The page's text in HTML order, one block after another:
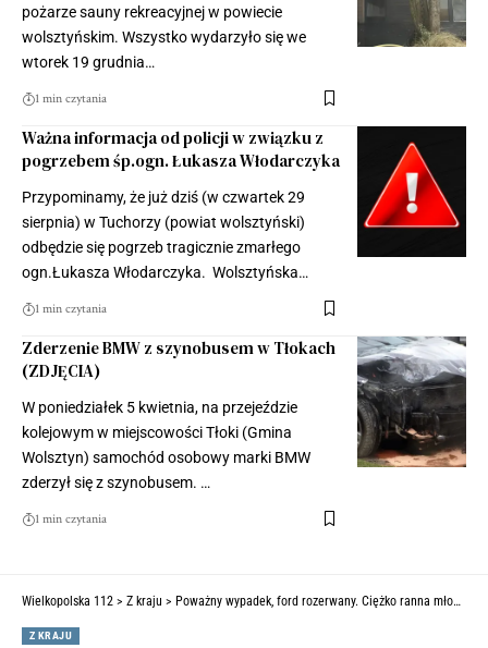
pożarze sauny rekreacyjnej w powiecie
wolsztyńskim. Wszystko wydarzyło się we
wtorek 19 grudnia…
1 min czytania
Ważna informacja od policji w związku z
pogrzebem śp.ogn. Łukasza Włodarczyka
Przypominamy, że już dziś (w czwartek 29
sierpnia) w Tuchorzy (powiat wolsztyński)
odbędzie się pogrzeb tragicznie zmarłego
ogn.Łukasza Włodarczyka. Wolsztyńska…
1 min czytania
Zderzenie BMW z szynobusem w Tłokach
(ZDJĘCIA)
W poniedziałek 5 kwietnia, na przejeździe
kolejowym w miejscowości Tłoki (Gmina
Wolsztyn) samochód osobowy marki BMW
zderzył się z szynobusem. …
1 min czytania
Wielkopolska 112 > Z kraju > Poważny wypadek, ford rozerwany. Ciężko ranna młoda pasażerka, kierowca kompletnie pijany (ZDJĘCIA)
Z KRAJU